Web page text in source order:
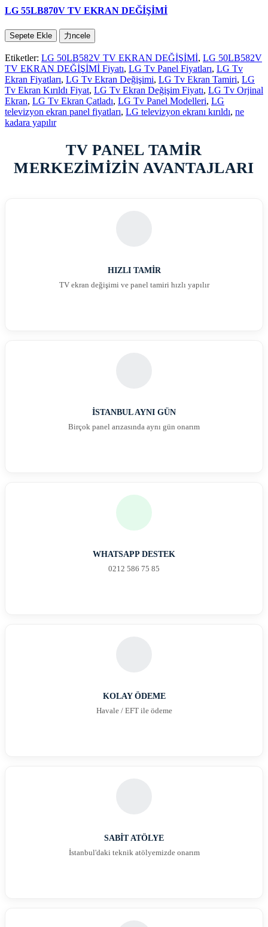
LG 55LB870V TV EKRAN DEĞİŞİMİ
Sepete Ekle 力ncele
Etiketler: LG 50LB582V TV EKRAN DEĞİŞİMİ, LG 50LB582V
TV EKRAN DEĞİŞİMİ Fiyatı, LG Tv Panel Fiyatları, LG Tv
Ekran Fiyatları, LG Tv Ekran Değişimi, LG Tv Ekran Tamiri, LG
Tv Ekran Kırıldı Fiyat, LG Tv Ekran Değişim Fiyatı, LG Tv Orjinal
Ekran, LG Tv Ekran Çatladı, LG Tv Panel Modelleri, LG
televizyon ekran panel fiyatları, LG televizyon ekranı kırıldı, ne
kadara yapılır
TV PANEL TAMİR
MERKEZİMİZİN AVANTAJLARI
HIZLI TAMİR
TV ekran değişimi ve panel tamiri hızlı yapılır
İSTANBUL AYNI GÜN
Birçok panel arızasında aynı gün onarım
WHATSAPP DESTEK
0212 586 75 85
KOLAY ÖDEME
Havale / EFT ile ödeme
SABİT ATÖLYE
İstanbul'daki teknik atölyemizde onarım